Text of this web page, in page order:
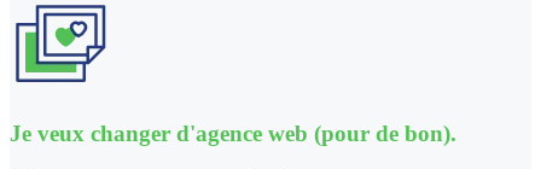
Je veux changer d'agence web (pour de bon).